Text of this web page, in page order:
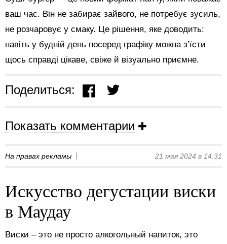
ваш час. Він не забирає зайвого, не потребує зусиль,
не розчаровує у смаку. Це рішення, яке доводить:
навіть у будній день посеред графіку можна з’їсти
щось справді цікаве, свіже й візуально приємне.
Поделиться:
Показать комментарии
На правах рекламы 21 мая 2024 в 14:31
Искусство дегустации виски
в Маудау
Виски – это не просто алкогольный напиток, это